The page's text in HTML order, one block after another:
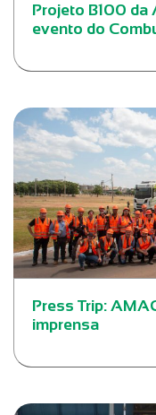
Projeto B100 da
evento do
Press Trip:
imprensa